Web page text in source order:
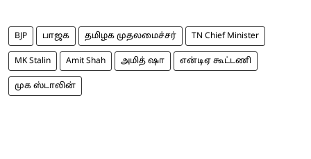
BJP பாஜக தமிழக முதலமைச்சர் TN Chief Minister
MK Stalin Amit Shah அமித் ஷா என்டிஏ கூட்டணி
முக ஸ்டாலின்